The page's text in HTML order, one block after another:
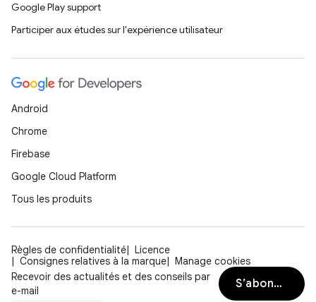
Google Play support
Participer aux études sur l'expérience utilisateur
Android
Chrome
Firebase
Google Cloud Platform
Tous les produits
Règles de confidentialité
Licence
Consignes relatives à la marque
Manage cookies
Recevoir des actualités et des conseils par
e-mail
S’abonner